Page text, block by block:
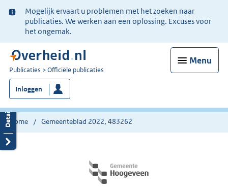
Ter
informatie:
Mogelijk ervaart u problemen met het zoeken naar
publicaties. We werken aan een oplossing. Excuses voor
het ongemak.
Menu
U
bent
nu
hier:
Publicaties Officiële publicaties
Inloggen
Home Gemeenteblad 2022, 483262